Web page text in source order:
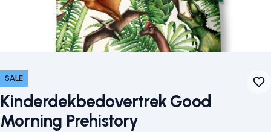
SALE
Kinderdekbedovertrek Good
Morning Prehistory